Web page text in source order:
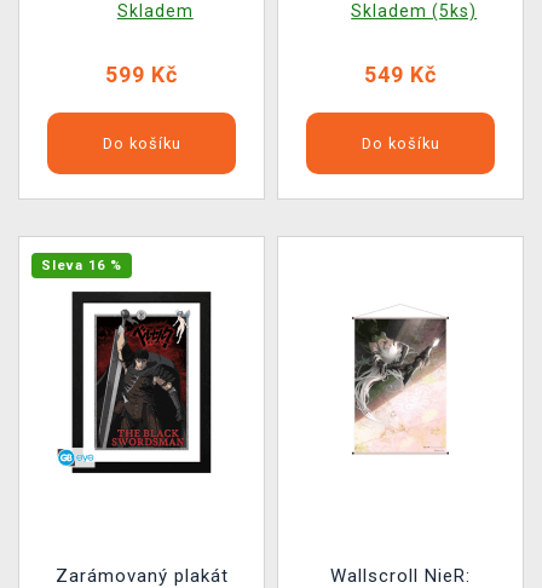
Skladem
599 Kč
Do košíku
Skladem (5ks)
549 Kč
Do košíku
Sleva 16 %
Zarámovaný plakát
Wallscroll NieR: